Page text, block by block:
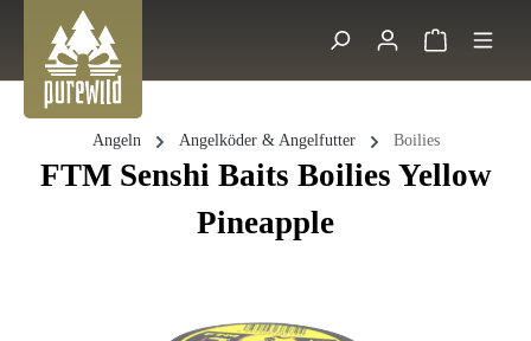
Zum Hauptinhalt springen
Suche
Angeln Angelköder & Angelfutter Boilies
FTM Senshi Baits Boilies Yellow
Pineapple